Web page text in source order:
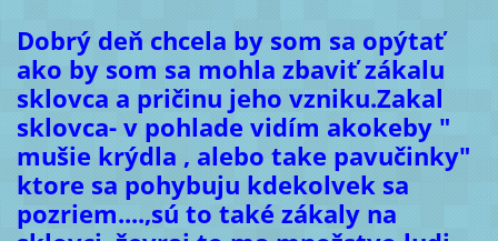
Dobrý deň chcela by som sa opýtať
ako by som sa mohla zbaviť zákalu
sklovca a pričinu jeho vzniku.Zakal
sklovca- v pohlade vidím akokeby "
mušie krýdla , alebo take pavučinky"
ktore sa pohybuju kdekolvek sa
pozriem....,sú to také zákaly na